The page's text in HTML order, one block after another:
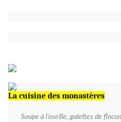
La cuisine des monastères
Soupe à l’oseille, galettes de